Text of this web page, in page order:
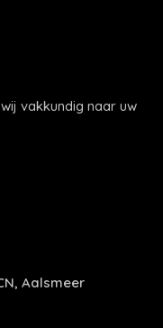
vakkundig naar uw
Aalsmeer